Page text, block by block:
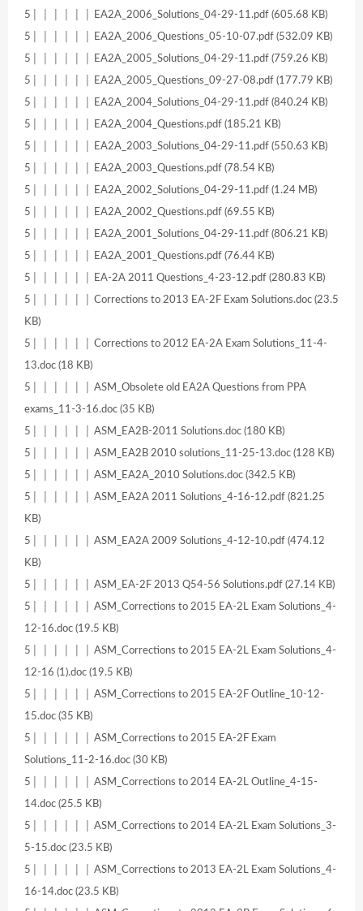
5│ │ │ │ │ │ EA2A_2006_Solutions_04-29-11.pdf (605.68 KB)
5│ │ │ │ │ │ EA2A_2006_Questions_05-10-07.pdf (532.09 KB)
5│ │ │ │ │ │ EA2A_2005_Solutions_04-29-11.pdf (759.26 KB)
5│ │ │ │ │ │ EA2A_2005_Questions_09-27-08.pdf (177.79 KB)
5│ │ │ │ │ │ EA2A_2004_Solutions_04-29-11.pdf (840.24 KB)
5│ │ │ │ │ │ EA2A_2004_Questions.pdf (185.21 KB)
5│ │ │ │ │ │ EA2A_2003_Solutions_04-29-11.pdf (550.63 KB)
5│ │ │ │ │ │ EA2A_2003_Questions.pdf (78.54 KB)
5│ │ │ │ │ │ EA2A_2002_Solutions_04-29-11.pdf (1.24 MB)
5│ │ │ │ │ │ EA2A_2002_Questions.pdf (69.55 KB)
5│ │ │ │ │ │ EA2A_2001_Solutions_04-29-11.pdf (806.21 KB)
5│ │ │ │ │ │ EA2A_2001_Questions.pdf (76.44 KB)
5│ │ │ │ │ │ EA-2A 2011 Questions_4-23-12.pdf (280.83 KB)
5│ │ │ │ │ │ Corrections to 2013 EA-2F Exam Solutions.doc (23.5
KB)
5│ │ │ │ │ │ Corrections to 2012 EA-2A Exam Solutions_11-4-
13.doc (18 KB)
5│ │ │ │ │ │ ASM_Obsolete old EA2A Questions from PPA
exams_11-3-16.doc (35 KB)
5│ │ │ │ │ │ ASM_EA2B-2011 Solutions.doc (180 KB)
5│ │ │ │ │ │ ASM_EA2B 2010 solutions_11-25-13.doc (128 KB)
5│ │ │ │ │ │ ASM_EA2A_2010 Solutions.doc (342.5 KB)
5│ │ │ │ │ │ ASM_EA2A 2011 Solutions_4-16-12.pdf (821.25
KB)
5│ │ │ │ │ │ ASM_EA2A 2009 Solutions_4-12-10.pdf (474.12
KB)
5│ │ │ │ │ │ ASM_EA-2F 2013 Q54-56 Solutions.pdf (27.14 KB)
5│ │ │ │ │ │ ASM_Corrections to 2015 EA-2L Exam Solutions_4-
12-16.doc (19.5 KB)
5│ │ │ │ │ │ ASM_Corrections to 2015 EA-2L Exam Solutions_4-
12-16 (1).doc (19.5 KB)
5│ │ │ │ │ │ ASM_Corrections to 2015 EA-2F Outline_10-12-
15.doc (35 KB)
5│ │ │ │ │ │ ASM_Corrections to 2015 EA-2F Exam
Solutions_11-2-16.doc (30 KB)
5│ │ │ │ │ │ ASM_Corrections to 2014 EA-2L Outline_4-15-
14.doc (25.5 KB)
5│ │ │ │ │ │ ASM_Corrections to 2014 EA-2L Exam Solutions_3-
5-15.doc (23.5 KB)
5│ │ │ │ │ │ ASM_Corrections to 2013 EA-2L Exam Solutions_4-
16-14.doc (23.5 KB)